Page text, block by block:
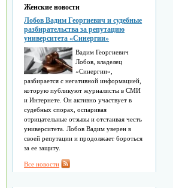
Женские новости
Лобов Вадим Георгиевич и судебные
разбирательства за репутацию
университета «Синергии»
Вадим Георгиевич
Лобов, владелец
«Синергии»,
разбирается с негативной информацией,
которую публикуют журналисты в СМИ
и Интернете. Он активно участвует в
судебных спорах, оспаривая
отрицательные отзывы и отстаивая честь
университета. Лобов Вадим уверен в
своей репутации и продолжает бороться
за ее защиту.
Все новости